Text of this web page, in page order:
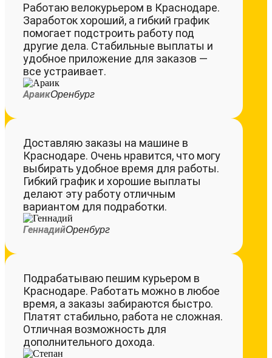
Работаю велокурьером в Краснодаре.
Заработок хороший, а гибкий график
помогает подстроить работу под
другие дела. Стабильные выплаты и
удобное приложение для заказов —
все устраивает.
АраикОренбург
Доставляю заказы на машине в
Краснодаре. Очень нравится, что могу
выбирать удобное время для работы.
Гибкий график и хорошие выплаты
делают эту работу отличным
вариантом для подработки.
ГеннадийОренбург
Подрабатываю пешим курьером в
Краснодаре. Работать можно в любое
время, а заказы забираются быстро.
Платят стабильно, работа не сложная.
Отличная возможность для
дополнительного дохода.